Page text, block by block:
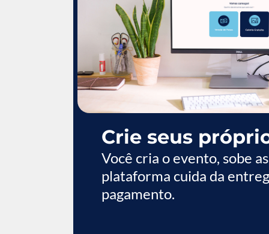
Crie seus
Você cria o evento, sobe
plataforma cuida da
pagamento.